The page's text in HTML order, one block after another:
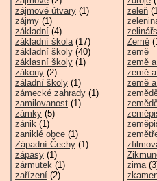
zájmové útvary (1)
zájmy (1)
základní (4)
základní škola(17)
základní školy (40)
záklasní školy (1)
zákony (2)
záladní školy (1)
zámecké zahrady (1)
zamilovanost (1)
zámky (5)
zánik (1)
zaniklé obce (1)
Západní Čechy (1)
zápasy (1)
zármutek (1)
zařízení (2)
zeleň
Země
země
země
země
země
zima